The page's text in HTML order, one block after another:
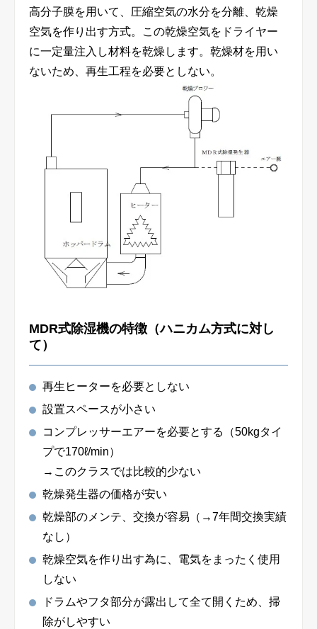
高分子膜を用いて、圧縮空気の水分を分離、乾燥
空気を作り出す方式。この乾燥空気をドライヤー
に一定量注入し材料を乾燥します。乾燥材を用い
ないため、再生工程を必要としない。
MDR式除湿機の特徴（ハニカム方式に対し
て）
再生ヒーターを必要としない
設置スペースが小さい
コンプレッサーエアーを必要とする（50kgタイ
プで170ℓ/min）
→このクラスでは比較的少ない
乾燥発生器の価格が安い
乾燥部のメンテ、交換が容易（→7年間交換実績
なし）
乾燥空気を作り出す為に、電気をまったく使用
しない
ドラムやフタ部分が露出して全て開くため、掃
除がしやすい